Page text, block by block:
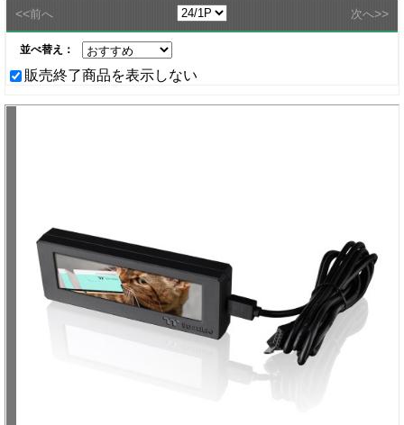
<<前へ 次へ>>
並べ替え：
販売終了商品を表示しない